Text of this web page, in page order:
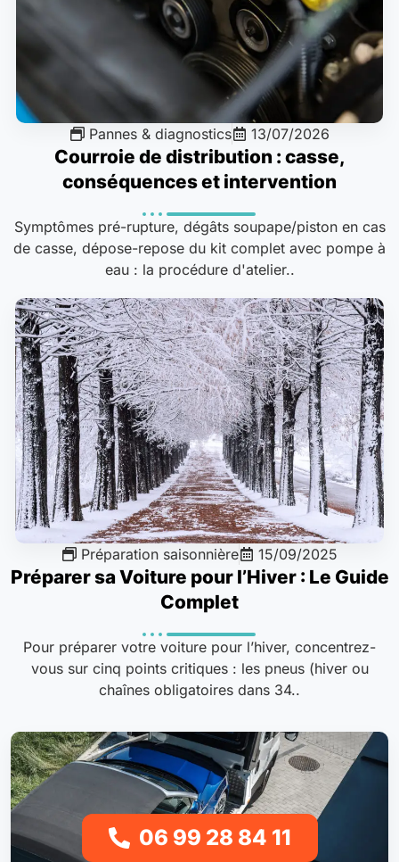
Pannes & diagnostics 13/07/2026
Courroie de distribution : casse,
conséquences et intervention
Symptômes pré-rupture, dégâts soupape/piston en cas
de casse, dépose-repose du kit complet avec pompe à
eau : la procédure d'atelier..
Préparation saisonnière 15/09/2025
Préparer sa Voiture pour l’Hiver : Le Guide
Complet
Pour préparer votre voiture pour l’hiver, concentrez-
vous sur cinq points critiques : les pneus (hiver ou
chaînes obligatoires dans 34..
06 99 28 84 11